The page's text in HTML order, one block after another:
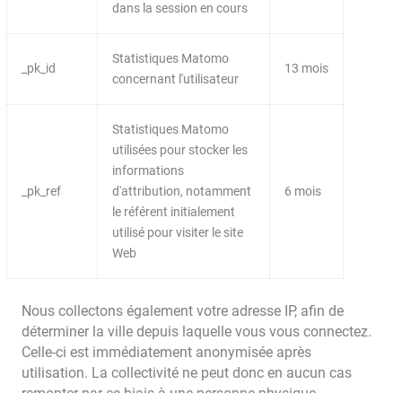
dans la session en cours
_pk_id
Statistiques Matomo
concernant l'utilisateur
13 mois
_pk_ref
Statistiques Matomo
utilisées pour stocker les
informations
d'attribution, notamment
le référent initialement
utilisé pour visiter le site
Web
6 mois
Nous collectons également votre adresse IP, afin de
déterminer la ville depuis laquelle vous vous connectez.
Celle-ci est immédiatement anonymisée après
utilisation. La collectivité ne peut donc en aucun cas